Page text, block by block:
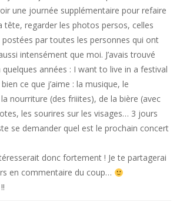
une journée supplémentaire pour refaire
tête, regarder les photos persos, celles
postées par toutes les personnes qui ont
intensément que moi. J’avais trouvé
années : I want to live in a festival
ce que j’aime : la musique, le
nourriture (des friiites), de la bière (avec
les sourires sur les visages… 3 jours
se demander quel est le prochain concert
donc fortement ! Je te partagerai
en commentaire du coup…